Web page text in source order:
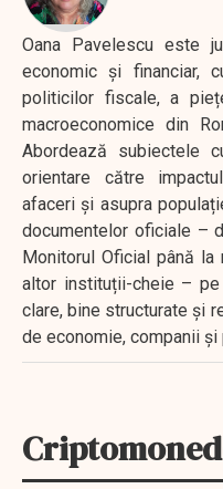
Oana Pavelescu este
economic și financiar,
politicilor fiscale, a
macroeconomice din
Abordează subiectele
orientare către
afaceri și asupra
documentelor oficiale –
Monitorul Oficial până la
altor instituții-cheie –
clare, bine structurate și
de economie, companii